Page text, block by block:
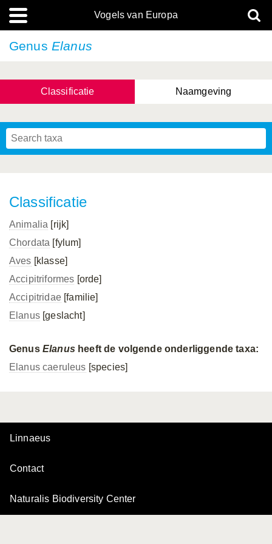
Vogels van Europa
Genus Elanus
Classificatie Naamgeving
Classificatie
Animalia [rijk]
Chordata [fylum]
Aves [klasse]
Accipitriformes [orde]
Accipitridae[familie]
Elanus[geslacht]
Genus Elanusheeft de volgende onderliggende taxa:
Elanus caeruleus [species]
Linnaeus
Contact
Naturalis Biodiversity Center